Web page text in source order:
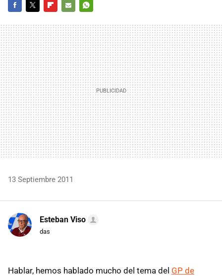
MAIL
13 Septiembre 2011
Esteban Viso
das
Hablar, hemos hablado mucho del tema del GP de